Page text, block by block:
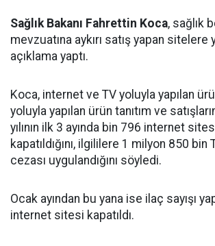
Sağlık Bakanı Fahrettin Koca, sağlık
mevzuatına aykırı satış yapan sitelere
açıklama yaptı.
Koca, internet ve TV yoluyla yapılan
yoluyla yapılan ürün tanıtım ve
yılının ilk 3 ayında bin 796 internet
kapatıldığını, ilgililere 1 milyon 850 bin
cezası uygulandığını söyledi.
Ocak ayından bu yana ise ilaç sayışı
internet sitesi kapatıldı.